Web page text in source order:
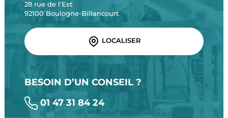
28 rue de l'Est
92100 Boulogne-Billancourt
LOCALISER
BESOIN D’UN CONSEIL ?
01 47 31 84 24